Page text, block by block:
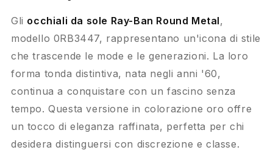
Gli occhiali da sole Ray-Ban Round Metal,
modello 0RB3447, rappresentano un'icona di stile
che trascende le mode e le generazioni. La loro
forma tonda distintiva, nata negli anni '60,
continua a conquistare con un fascino senza
tempo. Questa versione in colorazione oro offre
un tocco di eleganza raffinata, perfetta per chi
desidera distinguersi con discrezione e classe.